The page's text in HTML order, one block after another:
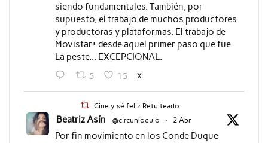
siendo fundamentales. También, por
supuesto, el trabajo de muchos productores
y productoras y plataformas. El trabajo de
Movistar+ desde aquel primer paso que fue
La peste... EXCEPCIONAL.
5 15 X
Cine y sé feliz Retuiteado
Beatriz Asín @circunloquio · 2 Abr
Por fin movimiento en los Conde Duque